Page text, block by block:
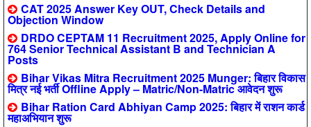
CAT 2025 Answer Key OUT, Check Details and
Objection Window
DRDO CEPTAM 11 Recruitment 2025, Apply Online for
764 Senior Technical Assistant B and Technician A
Posts
Bihar Vikas Mitra Recruitment 2025 Munger: बिहार विकास
मित्र नई भर्ती Offline Apply – Matric/Non-Matric आवेदन शुरू
Bihar Ration Card Abhiyan Camp 2025: बिहार में राशन कार्ड
महाअभियान शुरू